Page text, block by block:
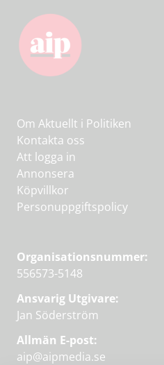
Om Aktuellt i Politiken
Kontakta oss
Att logga in
Annonsera
Köpvillkor
Personuppgiftspolicy
Organisationsnummer:
556573-5148
Ansvarig Utgivare:
Jan Söderström
Allmän E-post:
aip@aipmedia.se